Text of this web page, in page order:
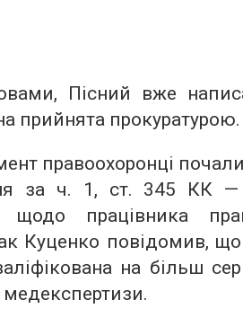
Пісний вже
прийнята прокуратурою.
правоохоронці
за ч. 1, ст. 345 КК —
щодо працівника
Куценко повідомив,
на більш
медекспертизи.